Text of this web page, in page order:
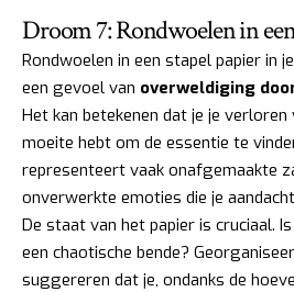
Droom 7: Rondwoelen in
Rondwoelen in een stapel papier in
een gevoel van overweldiging
Het kan betekenen dat je je
moeite hebt om de essentie te
representeert vaak onafgemaakte
onverwerkte emoties die je
De staat van het papier is cruciaal.
een chaotische bende?
suggereren dat je, ondanks de